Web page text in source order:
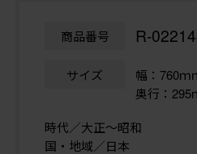
商品番号 R-
サイズ
幅：760
奥行：
時代／大正〜昭和
国・地域／日本